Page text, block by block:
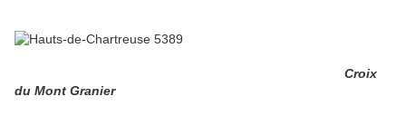
Croix
du Mont Granier